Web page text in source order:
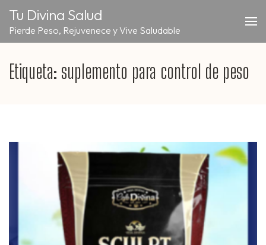
contenido
(presiona
tecla
Tu Divina Salud
Pierde Peso, Rejuvenece y Vive Saludable
Etiqueta: suplemento para control de peso